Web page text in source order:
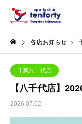
各店お知らせ
千葉八千代店
【八千代店】
2026.07.02